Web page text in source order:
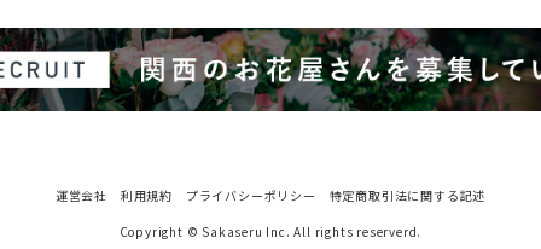
運営会社 利用規約 プライバシーポリシー
特定商取引法に関する記述
Copyright © Sakaseru Inc. All rights reserverd.